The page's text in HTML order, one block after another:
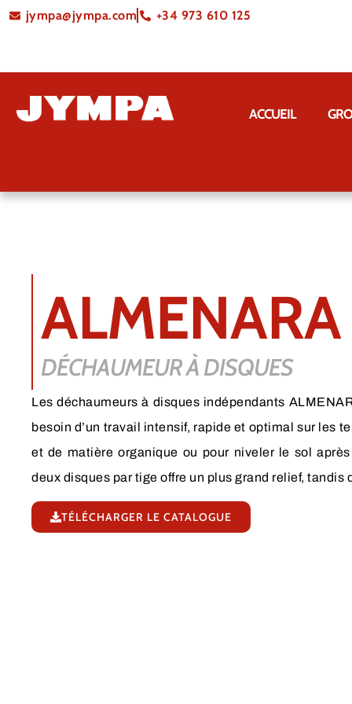
jympa@jympa.com +34 973 610 125
ACCUEIL
ALMENARA
DÉCHAUMEUR À DISQUES
Les déchaumeurs à disques indépendants
besoin d’un travail intensif, rapide et optimal sur les
et de matière organique ou pour niveler le sol
deux disques par tige offre un plus grand relief, tandis
TÉLÉCHARGER LE CATALOGUE